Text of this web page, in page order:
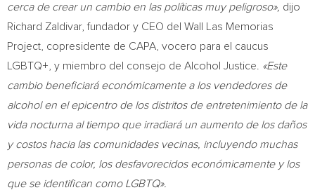
cerca de crear un cambio en las políticas muy peligroso», dijo
Richard Zaldivar, fundador y CEO del Wall Las Memorias
Project, copresidente de CAPA, vocero para el caucus
LGBTQ+, y miembro del consejo de Alcohol Justice. «Este
cambio beneficiará económicamente a los vendedores de
alcohol en el epicentro de los distritos de entretenimiento de la
vida nocturna al tiempo que irradiará un aumento de los daños
y costos hacia las comunidades vecinas, incluyendo muchas
personas de color, los desfavorecidos económicamente y los
que se identifican como LGBTQ».